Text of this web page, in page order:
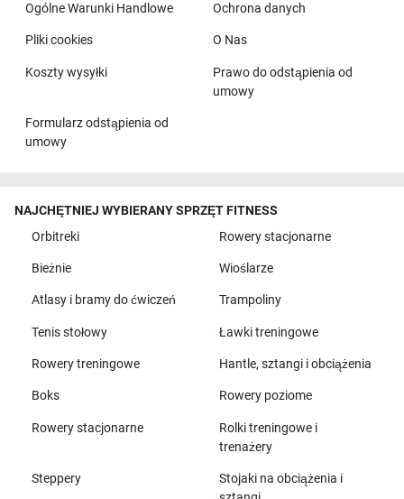
Ogólne Warunki Handlowe
Ochrona danych
Pliki cookies O Nas
Koszty wysyłki
Prawo do odstąpienia od
umowy
Formularz odstąpienia od
umowy
NAJCHĘTNIEJ WYBIERANY SPRZĘT FITNESS
Orbitreki
Rowery stacjonarne
Bieżnie Wioślarze
Atlasy i bramy do ćwiczeń Trampoliny
Tenis stołowy Ławki treningowe
Rowery treningowe Hantle, sztangi i obciążenia
Boks Rowery poziome
Rowery stacjonarne
Rolki treningowe i
trenażery
Steppery
Stojaki na obciążenia i